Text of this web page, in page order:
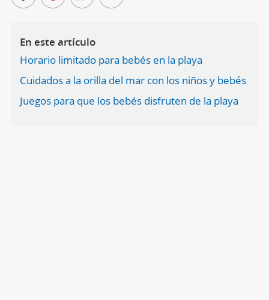
En este artículo
Horario limitado para bebés en la playa
Cuidados a la orilla del mar con los niños y bebés
Juegos para que los bebés disfruten de la playa